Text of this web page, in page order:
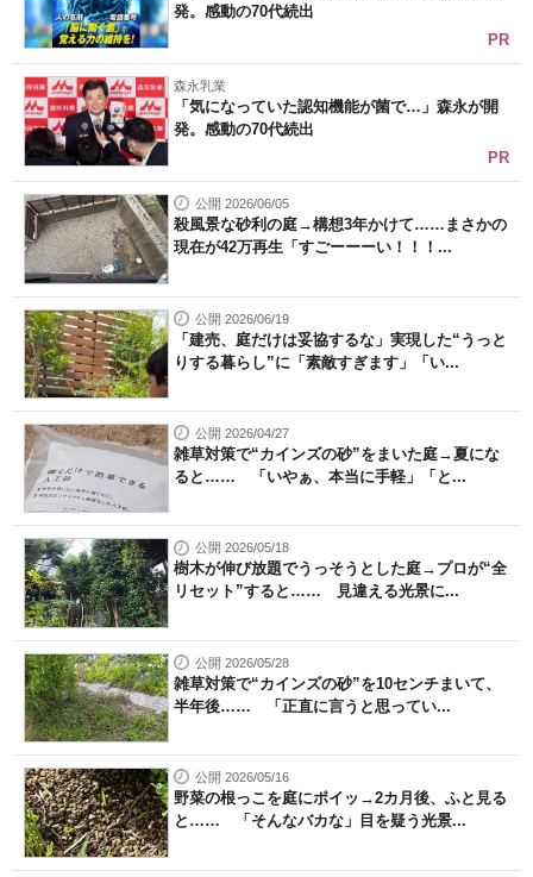
発。感動の70代続出
PR
森永乳業
「気になっていた認知機能が菌で…」森永が開
発。感動の70代続出
PR
公開 2026/06/05
殺風景な砂利の庭→構想3年かけて……まさかの
現在が42万再生「すごーーーい！！！...
公開 2026/06/19
「建売、庭だけは妥協するな」実現した“うっと
りする暮らし”に「素敵すぎます」「い...
公開 2026/04/27
雑草対策で“カインズの砂”をまいた庭→夏にな
ると…… 「いやぁ、本当に手軽」「と...
公開 2026/05/18
樹木が伸び放題でうっそうとした庭→プロが“全
リセット”すると…… 見違える光景に...
公開 2026/05/28
雑草対策で“カインズの砂”を10センチまいて、
半年後…… 「正直に言うと思ってい...
公開 2026/05/16
野菜の根っこを庭にポイッ→2カ月後、ふと見る
と…… 「そんなバカな」目を疑う光景...